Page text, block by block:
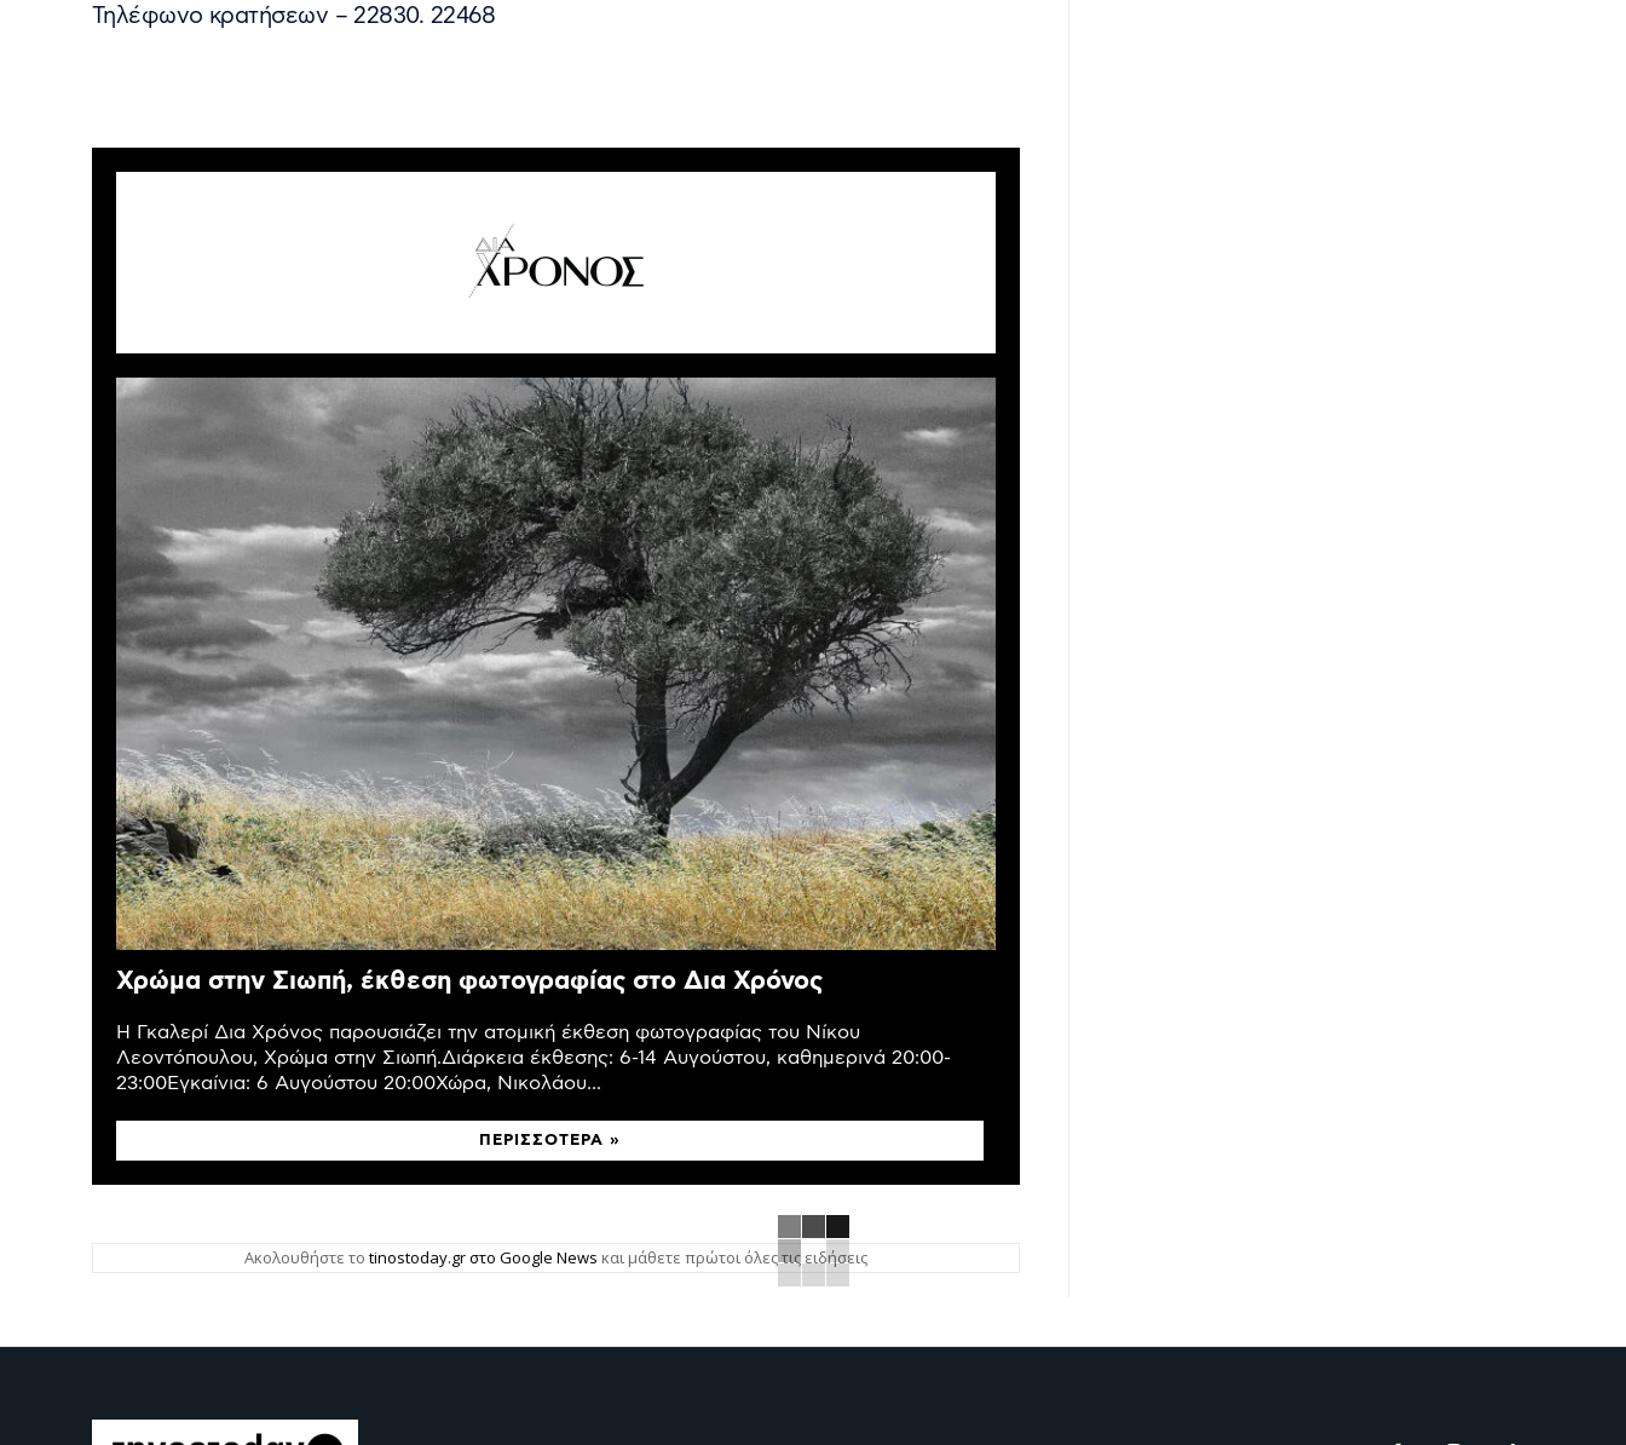
Τηλέφωνο κρατήσεων – 22830. 22468
Χρώμα στην Σιωπή, έκθεση φωτογραφίας στο Δια Χρόνος
Η Γκαλερί Δια Χρόνος παρουσιάζει την ατομική έκθεση φωτογραφίας του Νίκου
Λεοντόπουλου, Χρώμα στην Σιωπή.Διάρκεια έκθεσης: 6-14 Αυγούστου, καθημερινά 20:00-
23:00Εγκαίνια: 6 Αυγούστου 20:00Χώρα, Νικολάου...
ΠΕΡΙΣΣΌΤΕΡΑ »
Ακολουθήστε το tinostoday.gr στο Google News και μάθετε πρώτοι όλες τις ειδήσεις